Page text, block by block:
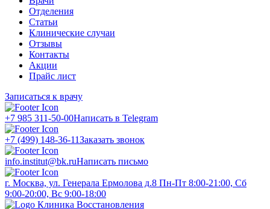
Отделения
Статьи
Клинические случаи
Отзывы
Контакты
Акции
Прайс лист
Записаться к врачу
+7 985 311-50-00Написать в Telegram
+7 (499) 148-36-11Заказать звонок
info.institut@bk.ruНаписать письмо
г. Москва, ул. Генерала Ермолова д.8 Пн-Пт 8:00-21:00, Сб
9:00-20:00, Вс 9:00-18:00
Клиника Восстановления